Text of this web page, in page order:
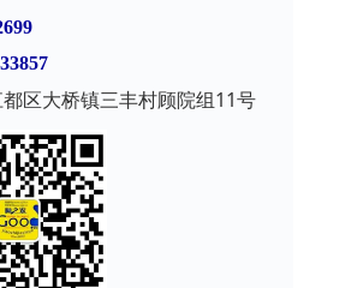
区大桥镇三丰村顾院组11号